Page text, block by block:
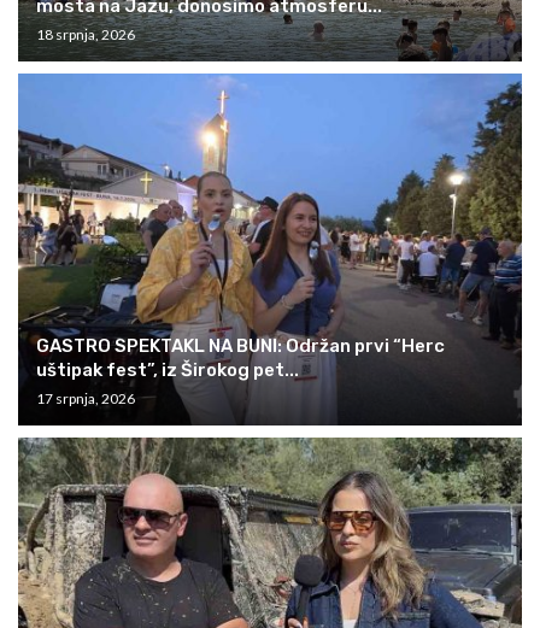
mosta na Jazu, donosimo atmosferu...
18 srpnja, 2026
GASTRO SPEKTAKL NA BUNI: Održan prvi “Herc
uštipak fest”, iz Širokog pet...
17 srpnja, 2026